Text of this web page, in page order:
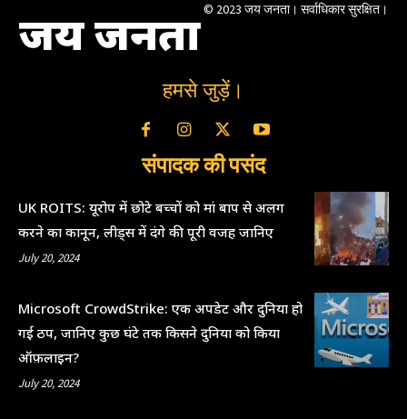
जय जनता © 2023 जय जनता। सर्वाधिकार सुरक्षित।
हमसे जुड़ें।
संपादक की पसंद
UK ROITS: यूरोप में छोटे बच्चों को मां बाप से अलग
करने का कानून, लीड्स में दंगे की पूरी वजह जानिए
July 20, 2024
Microsoft CrowdStrike: एक अपडेट और दुनिया हो
गई ठप, जानिए कुछ घंटे तक किसने दुनिया को किया
ऑफ़लाइन?
July 20, 2024